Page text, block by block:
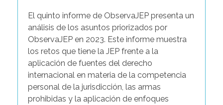
El quinto informe de ObservaJEP presenta un
análisis de los asuntos priorizados por
ObservaJEP en 2023. Este informe muestra
los retos que tiene la JEP frente a la
aplicación de fuentes del derecho
internacional en materia de la competencia
personal de la jurisdicción, las armas
prohibidas y la aplicación de enfoques